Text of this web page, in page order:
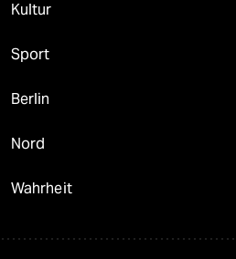
Kultur
Sport
Berlin
Nord
Wahrheit